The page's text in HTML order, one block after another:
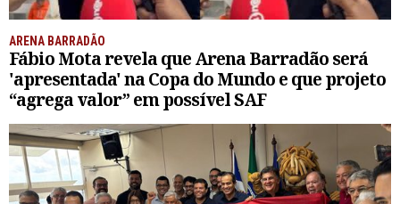
ARENA BARRADÃO
Fábio Mota revela que Arena Barradão será
'apresentada' na Copa do Mundo e que projeto
“agrega valor” em possível SAF